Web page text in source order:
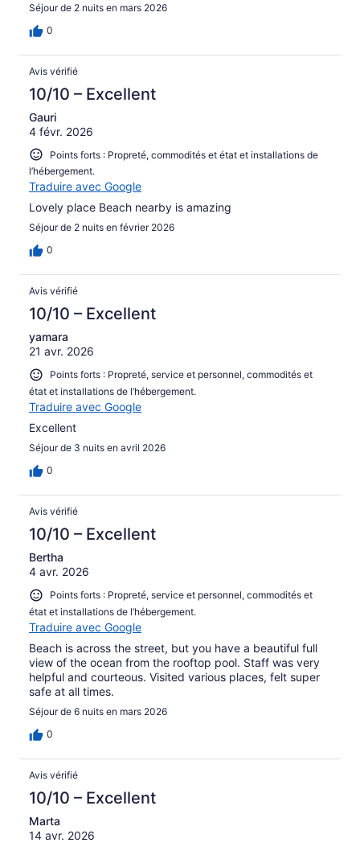
Séjour de 2 nuits en mars 2026
0
Avis vérifié
10/10 – Excellent
Gauri
4 févr. 2026
Points forts : Propreté, commodités et état et installations de
l’hébergement.
Traduire avec Google
Lovely place Beach nearby is amazing
Séjour de 2 nuits en février 2026
0
Avis vérifié
10/10 – Excellent
yamara
21 avr. 2026
Points forts : Propreté, service et personnel, commodités et
état et installations de l’hébergement.
Traduire avec Google
Excellent
Séjour de 3 nuits en avril 2026
0
Avis vérifié
10/10 – Excellent
Bertha
4 avr. 2026
Points forts : Propreté, service et personnel, commodités et
état et installations de l’hébergement.
Traduire avec Google
Beach is across the street, but you have a beautiful full
view of the ocean from the rooftop pool. Staff was very
helpful and courteous. Visited various places, felt super
safe at all times.
Séjour de 6 nuits en mars 2026
0
Avis vérifié
10/10 – Excellent
Marta
14 avr. 2026